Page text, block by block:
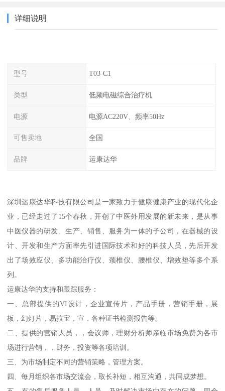
详细说明
型号 T03-C1
类型 低频电磁综合治疗机
电源 电源AC220V、频率50Hz
可售卖地 全国
品牌 运康达华
深圳运康达华科技有限公司是一家致力于健康健康产业的现代化企
业，已经走过了15个春秋，开创了中医外用发展的新未来，是从事
中医仪器的研发、生产、销售、服务为一体的子公司，在器械的设
计、开发和生产方面率先引进国际技术和好的科技人员，先后开发
出了场效应仪、多功能治疗仪、颈椎仪、腰椎仪、增效垫等多个系
列。
运康达华的支持和跟踪服务：
一、总部提供的VI设计，企业宣传片，产品手册，营销手册，展
板，幻灯片，易拉宝，宣，各种证书检测报告等。
二、提供的营销人员，，会议师，理财分析师亲临市场免费为各市
场进行营销，，财务，投资等各项培训。
三、为市场制定不同的营销策略，管理方案。
四、每月组织各市场交流会，取长补短，相互沟通，共同成梦想。